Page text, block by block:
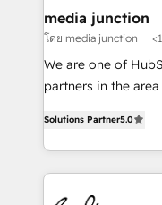
media junction
โดย media junction
We are one of
partners in the
implementations
companies. We are woman-owned, powered by
coffee, and we ❤️ dogs. We produce
work for our clients. 🏆2023 Technical Expertise
Solutions Partner5.0